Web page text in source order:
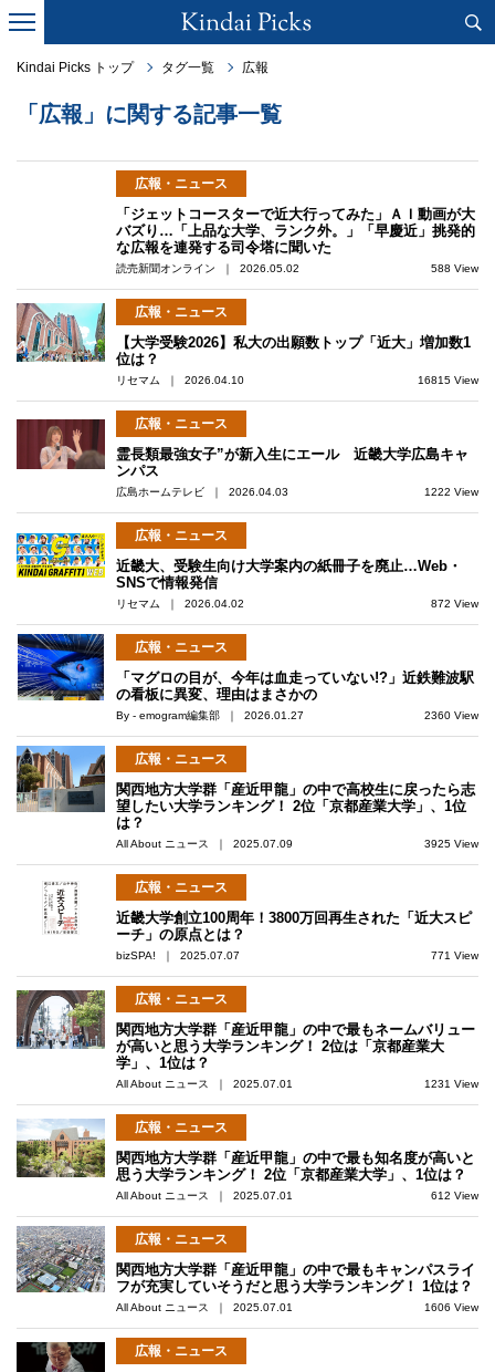
Kindai Picks トップ タグ一覧 広報
「広報」に関する記事一覧
広報・ニュース
「ジェットコースターで近大行ってみた」ＡＩ動画が大
バズり…「上品な大学、ランク外。」「早慶近」挑発的
な広報を連発する司令塔に聞いた
読売新聞オンライン ｜ 2026.05.02 588 View
広報・ニュース
【大学受験2026】私大の出願数トップ「近大」増加数1
位は？
リセマム ｜ 2026.04.10 16815 View
広報・ニュース
霊長類最強女子”が新入生にエール 近畿大学広島キャ
ンパス
広島ホームテレビ ｜ 2026.04.03 1222 View
広報・ニュース
近畿大、受験生向け大学案内の紙冊子を廃止…Web・
SNSで情報発信
リセマム ｜ 2026.04.02 872 View
広報・ニュース
「マグロの目が、今年は血走っていない!?」近鉄難波駅
の看板に異変、理由はまさかの
By - emogram編集部 ｜ 2026.01.27 2360 View
広報・ニュース
関西地方大学群「産近甲龍」の中で高校生に戻ったら志
望したい大学ランキング！ 2位「京都産業大学」、1位
は？
All About ニュース ｜ 2025.07.09 3925 View
広報・ニュース
近畿大学創立100周年！3800万回再生された「近大スピ
ーチ」の原点とは？
bizSPA! ｜ 2025.07.07 771 View
広報・ニュース
関西地方大学群「産近甲龍」の中で最もネームバリュー
が高いと思う大学ランキング！ 2位は「京都産業大
学」、1位は？
All About ニュース ｜ 2025.07.01 1231 View
広報・ニュース
関西地方大学群「産近甲龍」の中で最も知名度が高いと
思う大学ランキング！ 2位「京都産業大学」、1位は？
All About ニュース ｜ 2025.07.01 612 View
広報・ニュース
関西地方大学群「産近甲龍」の中で最もキャンパスライ
フが充実していそうだと思う大学ランキング！ 1位は？
All About ニュース ｜ 2025.07.01 1606 View
広報・ニュース